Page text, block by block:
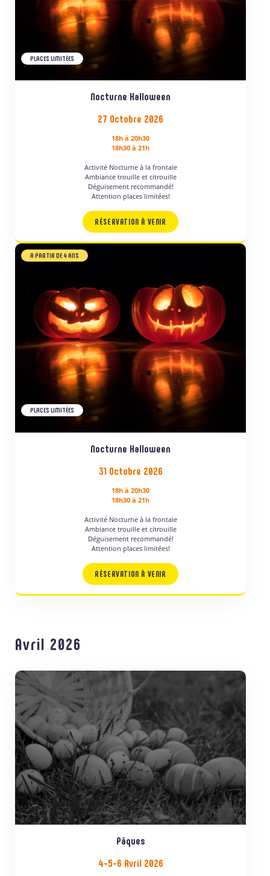
PLACES LIMITÉES
Nocturne Halloween
27 Octobre 2026
18h à 20h30
18h30 à 21h
Activité Nocturne à la frontale
Ambiance trouille et citrouille
Déguisement recommandé!
Attention places limitées!
RÉSERVATION À VENIR
A PARTIR DE 4 ANS
PLACES LIMITÉES
Nocturne Halloween
31 Octobre 2026
18h à 20h30
18h30 à 21h
Activité Nocturne à la frontale
Ambiance trouille et citrouille
Déguisement recommandé!
Attention places limitées!
RÉSERVATION À VENIR
Avril 2026
POUR LES CLIENTS DU PARC
Pâques
4-5-6 Avril 2026